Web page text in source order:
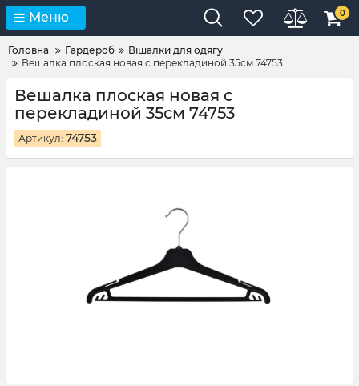
Меню 0
Головна Гардероб
Вішалки для одягу
Вешалка плоская новая с перекладиной 35см 74753
Вешалка плоская новая с
перекладиной 35см 74753
Артикул: 74753